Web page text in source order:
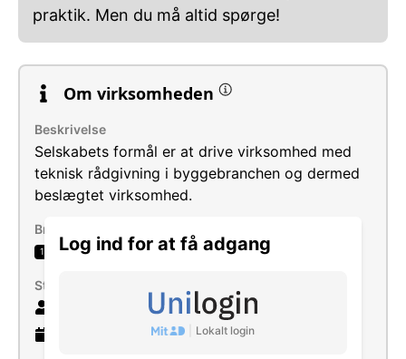
Log ind for at få adgang
Lokalt login
praktik. Men du må altid spørge!
Om virksomheden
Beskrivelse
Selskabets formål er at drive virksomhed med
teknisk rådgivning i byggebranchen og dermed
beslægtet virksomhed.
Brancher
1 Anden teknisk rådgivning
Størrelse
gammel virksomhed